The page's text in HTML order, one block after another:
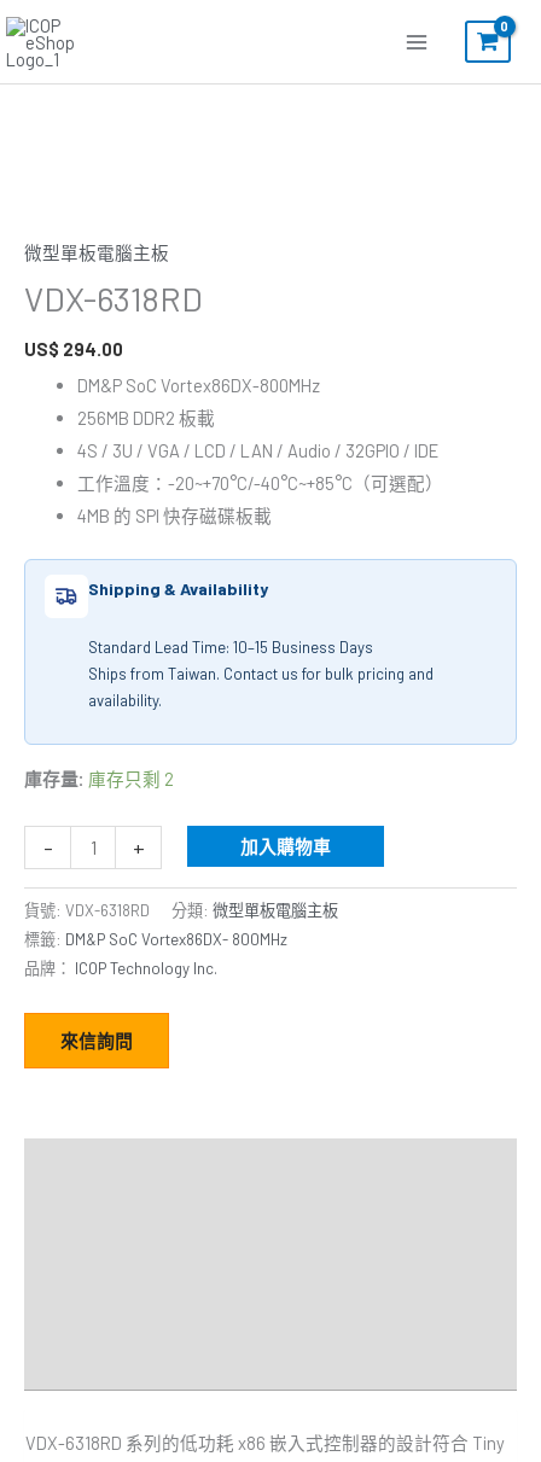
跳
主
微型單板電腦主板
VDX-6318RD
US$ 294.00
DM&P SoC Vortex86DX-800MHz
256MB DDR2 板載
4S / 3U / VGA / LCD / LAN / Audio / 32GPIO / IDE
工作溫度：-20~+70°C/-40°C~+85°C（可選配）
4MB 的 SPI 快存磁碟板載
Shipping & Availability
Standard Lead Time: 10–15 Business Days
Ships from Taiwan. Contact us for bulk pricing and
availability.
庫存量: 庫存只剩 2
- + 加入購物車
貨號: VDX-6318RD 分類: 微型單板電腦主板
標籤: DM&P SoC Vortex86DX- 800MHz
品牌： ICOP Technology Inc.
來信詢問
VDX-6318RD 系列的低功耗 x86 嵌入式控制器的設計符合 Tiny